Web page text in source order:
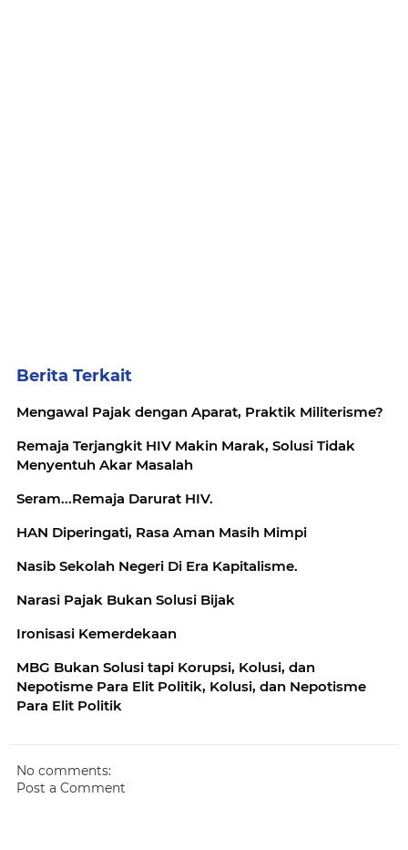
Berita Terkait
Mengawal Pajak dengan Aparat, Praktik Militerisme?
Remaja Terjangkit HIV Makin Marak, Solusi Tidak
Menyentuh Akar Masalah
Seram...Remaja Darurat HIV.
HAN Diperingati, Rasa Aman Masih Mimpi
Nasib Sekolah Negeri Di Era Kapitalisme.
Narasi Pajak Bukan Solusi Bijak
Ironisasi Kemerdekaan
MBG Bukan Solusi tapi Korupsi, Kolusi, dan
Nepotisme Para Elit Politik, Kolusi, dan Nepotisme
Para Elit Politik
No comments:
Post a Comment